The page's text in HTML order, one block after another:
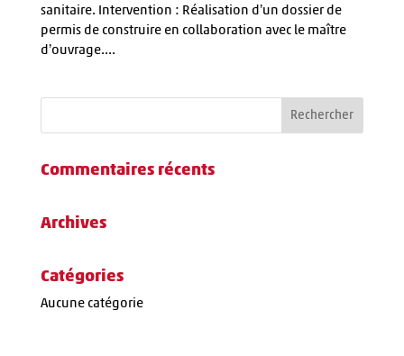
sanitaire. Intervention : Réalisation d’un dossier de
permis de construire en collaboration avec le maître
d’ouvrage....
Commentaires récents
Archives
Catégories
Aucune catégorie